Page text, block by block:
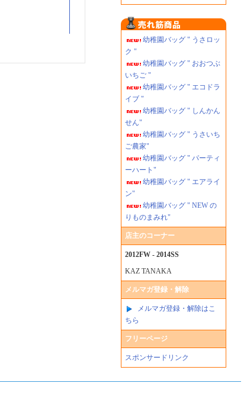
幼稚園バッグ " うさロッ
ク "
幼稚園バッグ " おおつぶ
いちご "
幼稚園バッグ " エコドラ
イブ "
幼稚園バッグ " しんかん
せん"
幼稚園バッグ " うさいち
ご農家"
幼稚園バッグ " パーティ
ーハート"
幼稚園バッグ " エアライ
ン"
幼稚園バッグ " NEW の
りものまみれ"
店主のコーナー
2012FW - 2014SS
KAZ TANAKA
メルマガ登録・解除
メルマガ登録・解除はこ
ちら
フリーページ
スポンサードリンク